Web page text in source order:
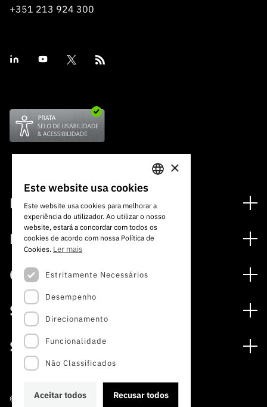
+351 213 924 300
Financiamento
Programas de Financiamento
Internacional
Prémios
Media
Notas de Imprensa
Subscrever Newsletter
Subscrever Direct Mail de Concursos
Agenda
Publicações
Concursos
Concursos Abertos
Concursos Previstos
Concursos Fechados
Calendarização FCT 2026
Serviços
Serviços digitais: Tecnologia para o Conhecimento
Arquivo, Documentação e Informação
Acesso a dados estatísticos para fins científicos –
Sobre
A FCT
Estudos e Planeamento Estratégico
©2022 · Fundação para a Ciência e a Tecnologia
PORTUGUESE
ENGLISH
×
Este website usa cookies
Este website usa cookies para melhorar a
experiência do utilizador. Ao utilizar o nosso
website, estará a concordar com todos os
cookies de acordo com nossa Política de
Cookies. Ler mais
Estritamente Necessários
Desempenho
Direcionamento
Funcionalidade
Não Classificados
Aceitar todos Recusar todos